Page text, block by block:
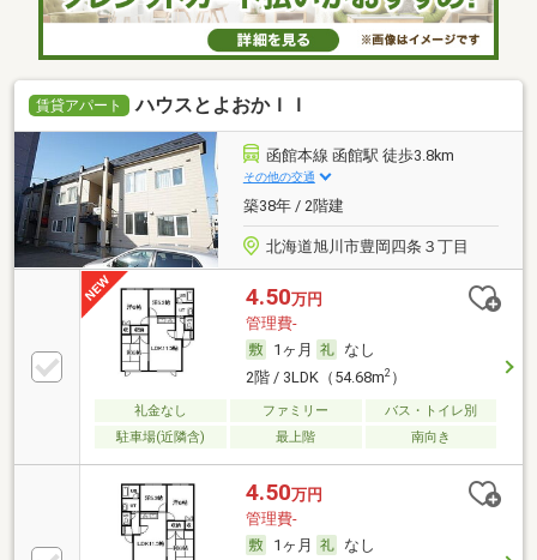
賃貸アパート ハウスとよおかＩＩ
函館本線 函館駅 徒歩3.8km
その他の交通
築38年 / 2階建
北海道旭川市豊岡四条３丁目
4.50万円
管理費-
1ヶ月
なし
2階 / 3LDK（54.68m2）
礼金なし ファミリー
バス・トイレ別
駐車場(近隣含)
最上階 南向き
4.50万円
管理費-
1ヶ月
なし